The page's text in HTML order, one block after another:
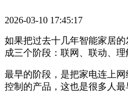
2026-03-10 17:45:17
如果把过去十几年智能家居
成三个阶段：联网、联动、理
最早的阶段，是把家电连上
控制的产品，这也是很多人